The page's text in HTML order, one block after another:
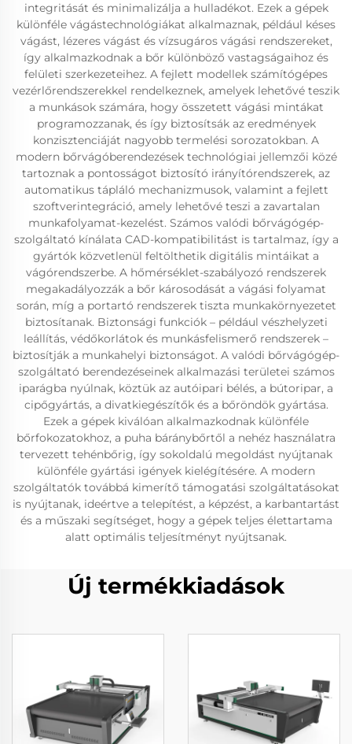
integritását és minimalizálja a hulladékot. Ezek a gépek
különféle vágástechnológiákat alkalmaznak, például késes
vágást, lézeres vágást és vízsugáros vágási rendszereket,
így alkalmazkodnak a bőr különböző vastagságaihoz és
felületi szerkezeteihez. A fejlett modellek számítógépes
vezérlőrendszerekkel rendelkeznek, amelyek lehetővé teszik
a munkások számára, hogy összetett vágási mintákat
programozzanak, és így biztosítsák az eredmények
konzisztenciáját nagyobb termelési sorozatokban. A
modern bőrvágóberendezések technológiai jellemzői közé
tartoznak a pontosságot biztosító irányítórendszerek, az
automatikus tápláló mechanizmusok, valamint a fejlett
szoftverintegráció, amely lehetővé teszi a zavartalan
munkafolyamat-kezelést. Számos valódi bőrvágógép-
szolgáltató kínálata CAD-kompatibilitást is tartalmaz, így a
gyártók közvetlenül feltölthetik digitális mintáikat a
vágórendszerbe. A hőmérséklet-szabályozó rendszerek
megakadályozzák a bőr károsodását a vágási folyamat
során, míg a portartó rendszerek tiszta munkakörnyezetet
biztosítanak. Biztonsági funkciók – például vészhelyzeti
leállítás, védőkorlátok és munkásfelismerő rendszerek –
biztosítják a munkahelyi biztonságot. A valódi bőrvágógép-
szolgáltató berendezéseinek alkalmazási területei számos
iparágba nyúlnak, köztük az autóipari bélés, a bútoripar, a
cipőgyártás, a divatkiegészítők és a bőröndök gyártása.
Ezek a gépek kiválóan alkalmazkodnak különféle
bőrfokozatokhoz, a puha báránybőrtől a nehéz használatra
tervezett tehénbőrig, így sokoldalú megoldást nyújtanak
különféle gyártási igények kielégítésére. A modern
szolgáltatók továbbá kimerítő támogatási szolgáltatásokat
is nyújtanak, ideértve a telepítést, a képzést, a karbantartást
és a műszaki segítséget, hogy a gépek teljes élettartama
alatt optimális teljesítményt nyújtsanak.
Új termékkiadások